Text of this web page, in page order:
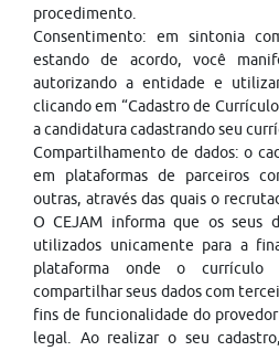
procedimento.
Consentimento: em sintonia
estando de acordo, você
autorizando a entidade e
clicando em “Cadastro de
a candidatura cadastrando seu
Compartilhamento de dados: o
em plataformas de parceiros
outras, através das quais o
O CEJAM informa que os seus
utilizados unicamente para a
plataforma onde o currículo
compartilhar seus dados com
fins de funcionalidade do
legal. Ao realizar o seu